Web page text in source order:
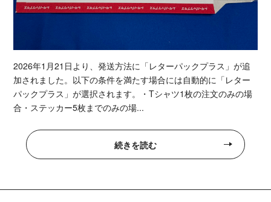
2026年1月21日より、発送方法に「レターパックプラス」が追
加されました。以下の条件を満たす場合には自動的に「レター
パックプラス」が選択されます。・Tシャツ1枚の注文のみの場
合・ステッカー5枚までのみの場...
続きを読む